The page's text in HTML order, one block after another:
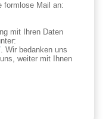
formlose Mail an:
mit Ihren Daten
. Wir bedanken uns
weiter mit Ihnen